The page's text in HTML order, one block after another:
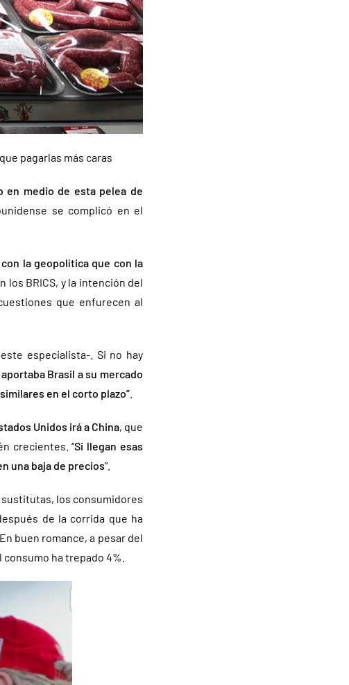
pagarlas más caras
en medio de esta pelea de
se complicó en el
la geopolítica que con la
los BRICS, y la intención del
que enfurecen al
especialista-. Si no hay
Brasil a su mercado
en el corto plazo”
Unidos irá a China, que
crecientes. “Si llegan esas
una baja de precios”.
sustitutas, los consumidores
de la corrida que ha
buen romance, a pesar del
consumo ha trepado 4%.